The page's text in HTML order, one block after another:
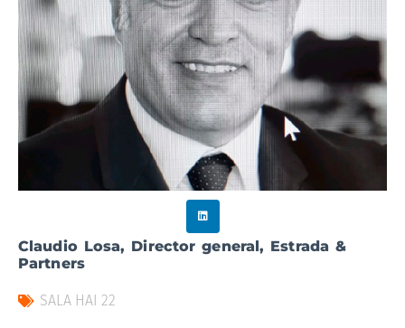
Claudio Losa, Director general, Estrada &
Partners
SALA HAI 22